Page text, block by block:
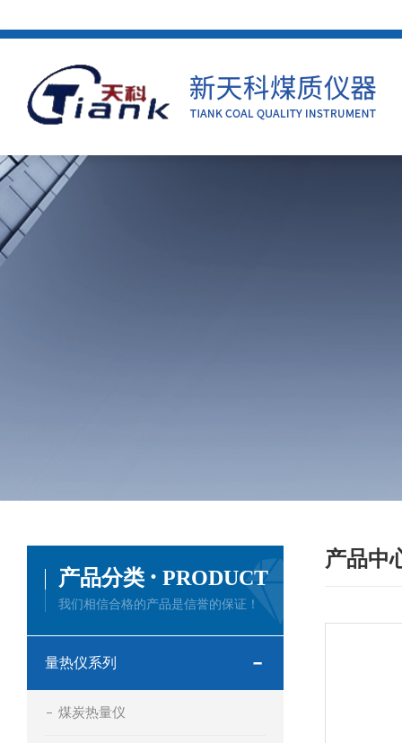
产品中
产品分类 · PRODUCT
我们相信合格的产品是信誉的保证！
量热仪系列
煤炭热量仪